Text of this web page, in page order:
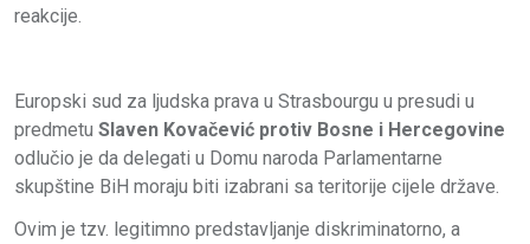
reakcije.
Europski sud za ljudska prava u Strasbourgu u presudi u
predmetu Slaven Kovačević protiv Bosne i Hercegovine
odlučio je da delegati u Domu naroda Parlamentarne
skupštine BiH moraju biti izabrani sa teritorije cijele države.
Ovim je tzv. legitimno predstavljanje diskriminatorno, a